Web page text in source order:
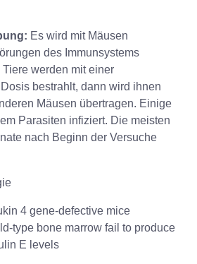
Es wird mit Mäusen
des Immunsystems
werden mit einer
bestrahlt, dann wird ihnen
Mäusen übertragen. Einige
Parasiten infiziert. Die meisten
nach Beginn der Versuche
4 gene-defective mice
type bone marrow fail to produce
E levels